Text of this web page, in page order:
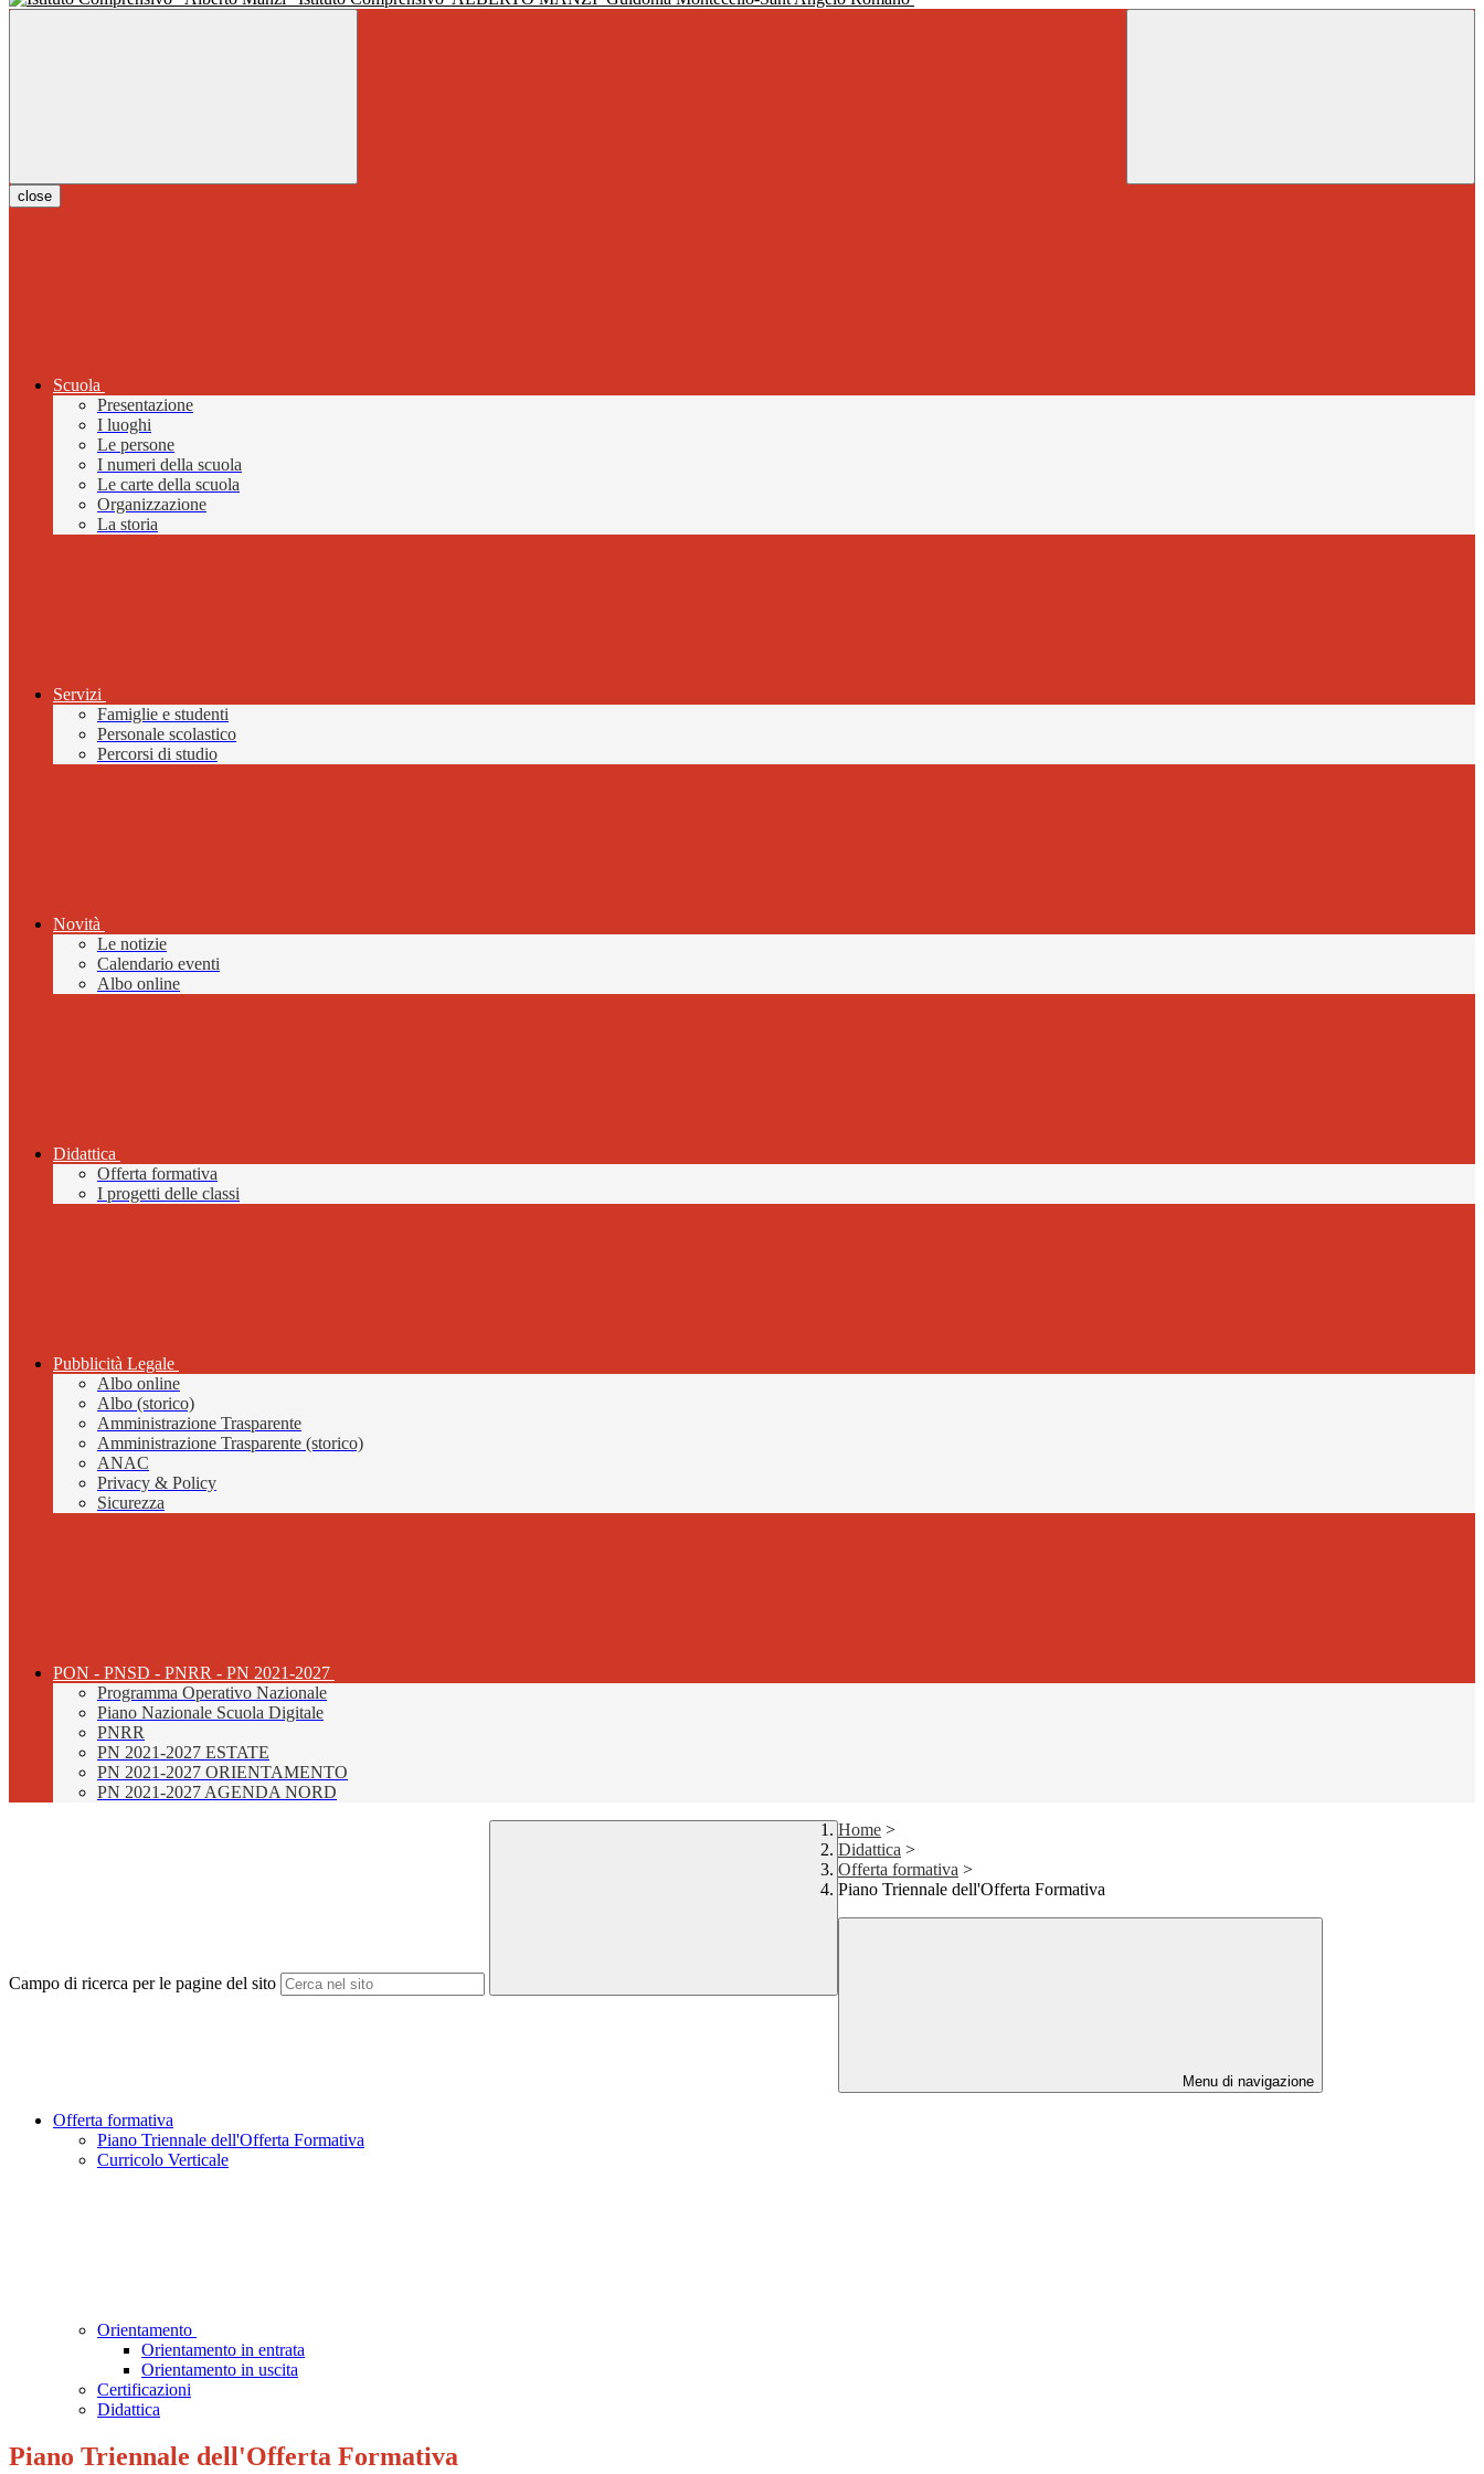
close
Scuola
Presentazione
I luoghi
Le persone
I numeri della scuola
Le carte della scuola
Organizzazione
La storia
Servizi
Famiglie e studenti
Personale scolastico
Percorsi di studio
Novità
Le notizie
Calendario eventi
Albo online
Didattica
Offerta formativa
I progetti delle classi
Pubblicità Legale
Albo online
Albo (storico)
Amministrazione Trasparente
Amministrazione Trasparente (storico)
ANAC
Privacy & Policy
Sicurezza
PON - PNSD - PNRR - PN 2021-2027
Programma Operativo Nazionale
Piano Nazionale Scuola Digitale
PNRR
PN 2021-2027 ESTATE
PN 2021-2027 ORIENTAMENTO
PN 2021-2027 AGENDA NORD
Campo di ricerca per le pagine del sito
Home >
Didattica >
Offerta formativa >
Piano Triennale dell'Offerta Formativa
Menu di navigazione
Offerta formativa
Piano Triennale dell'Offerta Formativa
Curricolo Verticale
Orientamento
Orientamento in entrata
Orientamento in uscita
Certificazioni
Didattica
Piano Triennale dell'Offerta Formativa